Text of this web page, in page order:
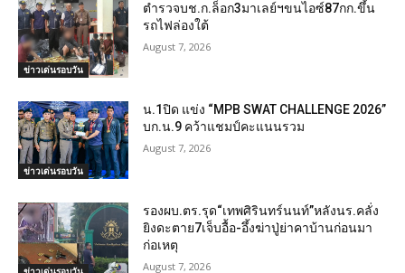
ข่าวเด่นรอบวัน
ตำรวจบช.ก.ล็อก3มาเลย์ฯขนไอซ์87กก.ขึ้น
รถไฟล่องใต้
August 7, 2026
ข่าวเด่นรอบวัน
น.1ปิด แข่ง “MPB SWAT CHALLENGE 2026”
บก.น.9 คว้าแชมป์คะแนนรวม
August 7, 2026
รองผบ.ตร.รุด“เทพศิรินทร์นนท์”หลังนร.คลั่ง
ยิงดะตาย7เจ็บอื้อ-อึ้งฆ่าปู่ย่าคาบ้านก่อนมา
ก่อเหตุ
August 7, 2026